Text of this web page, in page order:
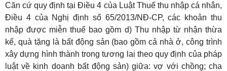
Căn cứ quy định tại Điều 4 của Luật Thuế thu nhập cá nhân,
Điều 4 của Nghị định số 65/2013/NĐ-CP, các khoản thu
nhập được miễn thuế bao gồm d) Thu nhập từ nhận thừa
kế, quà tặng là bất động sản (bao gồm cả nhà ở, công trình
xây dựng hình thành trong tương lai theo quy định của pháp
luật về kinh doanh bất động sản) giữa: vợ với chồng; cha